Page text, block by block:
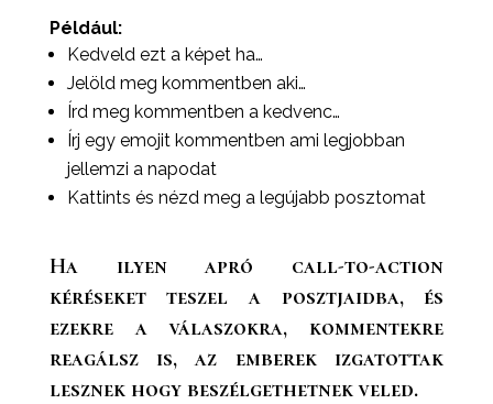
Például:
Kedveld ezt a képet ha…
Jelöld meg kommentben aki…
Írd meg kommentben a kedvenc…
Írj egy emojit kommentben ami legjobban
jellemzi a napodat
Kattints és nézd meg a legújabb posztomat
Ha ilyen apró call-to-action
kéréseket teszel a posztjaidba, és
ezekre a válaszokra, kommentekre
reagálsz is, az emberek izgatottak
lesznek hogy beszélgethetnek veled.